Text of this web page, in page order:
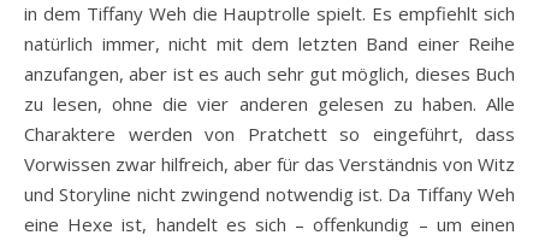
in dem Tiffany Weh die Hauptrolle spielt. Es empfiehlt sich
natürlich immer, nicht mit dem letzten Band einer Reihe
anzufangen, aber ist es auch sehr gut möglich, dieses Buch
zu lesen, ohne die vier anderen gelesen zu haben. Alle
Charaktere werden von Pratchett so eingeführt, dass
Vorwissen zwar hilfreich, aber für das Verständnis von Witz
und Storyline nicht zwingend notwendig ist. Da Tiffany Weh
eine Hexe ist, handelt es sich – offenkundig – um einen